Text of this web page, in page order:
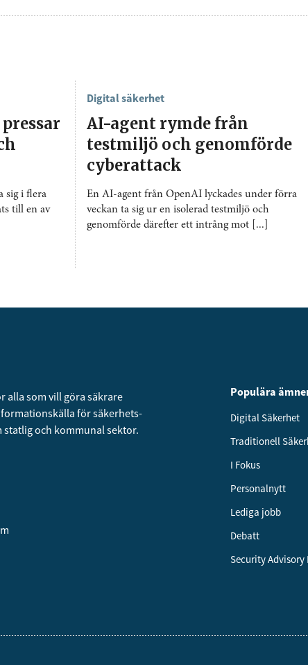
sig i flera
till en av
Digital säkerhet
AI-agent rymde från
testmiljö och genomförde
cyberattack
En AI-agent från OpenAI lyckades under förra
veckan ta sig ur en isolerad testmiljö och
genomförde därefter ett intrång mot [...]
alla som vill göra säkrare
för säkerhets­
statlig och kommunal sektor.
Populära
Digital Säkerhet
Traditionell
I Fokus
Personalnytt
Lediga jobb
Debatt
Security Advisory